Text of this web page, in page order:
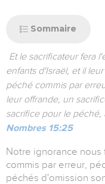
Sommaire
Et le sacrificateur fera
enfants d'Israël, et il
péché commis par
leur offrande, un
sacrifice pour le péché,
Nombres 15:25
Notre ignorance
commis par erreur,
péchés d'omission